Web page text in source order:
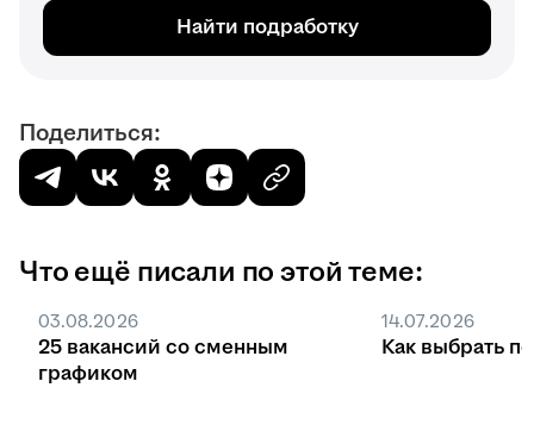
Найти подработку
Поделиться:
Что ещё писали по этой теме:
03.08.2026
25 вакансий со сменным
графиком
14.07.2026
Как выбрать